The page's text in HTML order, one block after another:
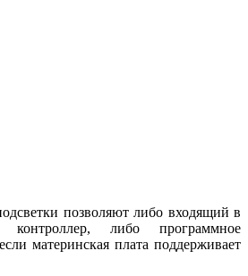
позволяют либо входящий в
контроллер, либо программное
материнская плата поддерживает